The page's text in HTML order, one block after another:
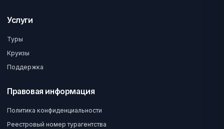
Услуги
Туры
Круизы
Поддержка
Правовая информация
Политика конфиденциальности
Реестровый номер турагентства